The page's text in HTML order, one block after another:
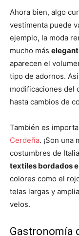
Ahora bien, algo
vestimenta puede
ejemplo, la moda
mucho más
aparecen el
tipo de adornos.
modificaciones del
hasta cambios de
También es
Cerdeña. ¡Son
costumbres de
textiles bordados
colores como el
telas largas y
velos.
Gastronomía